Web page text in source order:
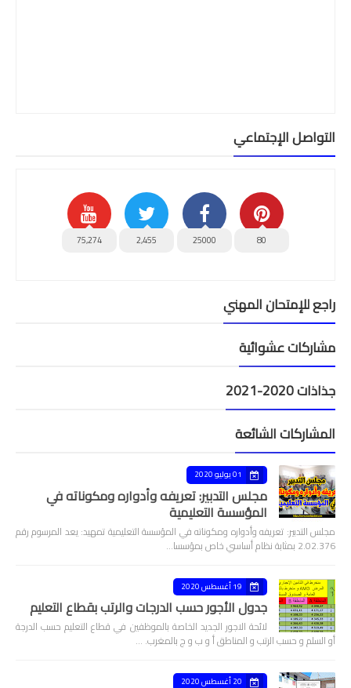
التواصل الإجتماعي
80
25000
2,455
75,274
راجع للإمتحان المهني
مشاركات عشوائية
جذاذات 2020-2021
المشاركات الشائعة
01 يوليو 2020
مجلس التدبير: تعريفه وأدواره ومكوناته في
المؤسسة التعليمية
مجلس التدبير: تعريفه وأدواره ومكوناته في المؤسسة التعليمية تمهيد: يعد المرسوم رقم
2.02.376 بمثابة نظام أساسي خاص بمؤسسا…
19 أغسطس 2020
جدول الأجور حسب الدرجات والرتب بقطاع التعليم
لائحة الاجور الجديد الخاصة بالموظفين في قطاع التعليم حسب الدرجة
أو السلم و حسب الرتب و المناطق أ و ب و ج بالمغرب. …
20 أغسطس 2020